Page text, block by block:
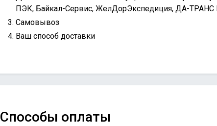
ПЭК, Байкал-Сервис, ЖелДорЭкспедиция, ДА-
Самовывоз
Ваш способ доставки
Способы оплаты